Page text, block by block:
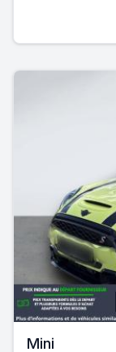
Mini